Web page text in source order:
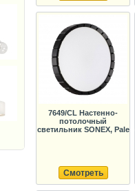
7649/CL Настенно-
потолочный
светильник SONEX, Pale
Смотреть